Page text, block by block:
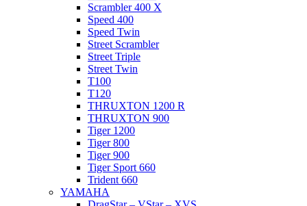
Scrambler 400 X
Speed 400
Speed Twin
Street Scrambler
Street Triple
Street Twin
T100
T120
THRUXTON 1200 R
THRUXTON 900
Tiger 1200
Tiger 800
Tiger 900
Tiger Sport 660
Trident 660
YAMAHA